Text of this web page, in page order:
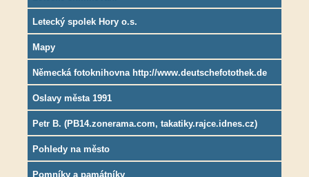
Letecký spolek Hory o.s.
Mapy
Německá fotoknihovna http://www.deutschefotothek.de
Oslavy města 1991
Petr B. (PB14.zonerama.com, takatiky.rajce.idnes.cz)
Pohledy na město
Pomníky a památníky